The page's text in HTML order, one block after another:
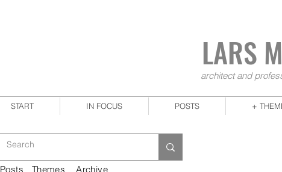
LARS
architect and
START IN FOCUS POSTS +
Posts Themes Archive